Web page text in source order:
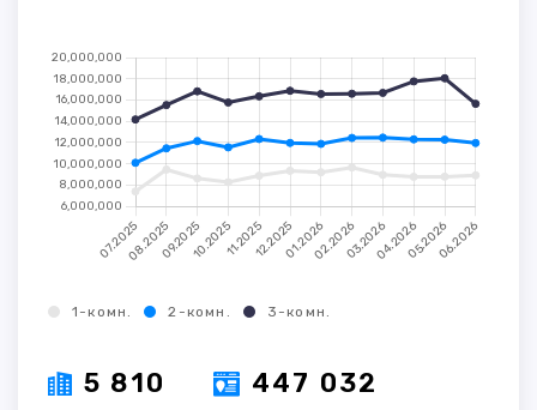
1-комн. 2-комн. 3-комн.
5 810 447 032